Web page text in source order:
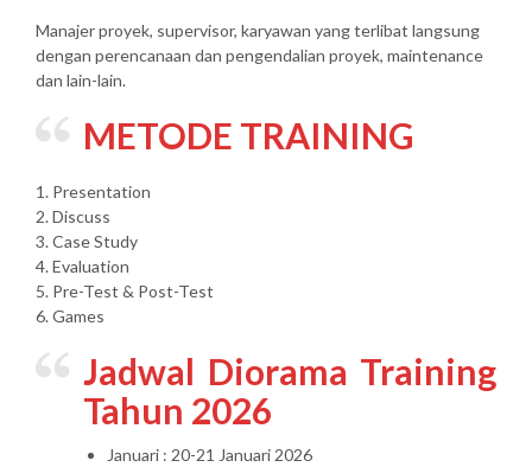
Manajer proyek, supervisor, karyawan yang terlibat langsung
dengan perencanaan dan pengendalian proyek, maintenance
dan lain-lain.
METODE TRAINING
1. Presentation
2. Discuss
3. Case Study
4. Evaluation
5. Pre-Test & Post-Test
6. Games
Jadwal Diorama Training
Tahun 2026
Januari : 20-21 Januari 2026